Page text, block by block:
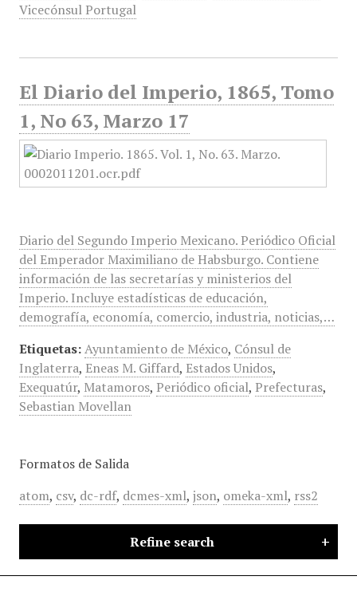
Vicecónsul Portugal
El Diario del Imperio, 1865, Tomo
1, No 63, Marzo 17
Diario del Segundo Imperio Mexicano. Periódico Oficial
del Emperador Maximiliano de Habsburgo. Contiene
información de las secretarías y ministerios del
Imperio. Incluye estadísticas de educación,
demografía, economía, comercio, industria, noticias,…
Etiquetas: Ayuntamiento de México, Cónsul de
Inglaterra, Eneas M. Giffard, Estados Unidos,
Exequatúr, Matamoros, Periódico oficial, Prefecturas,
Sebastian Movellan
Formatos de Salida
atom, csv, dc-rdf, dcmes-xml, json, omeka-xml, rss2
Refine search